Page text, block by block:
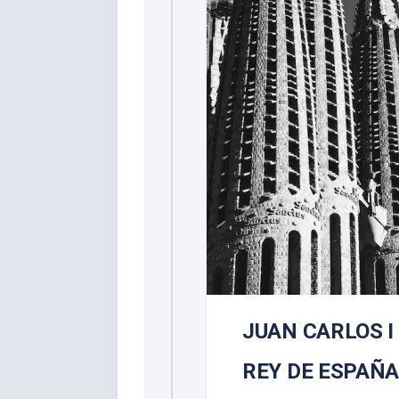
JUAN CARLOS I
REY DE ESPAÑA